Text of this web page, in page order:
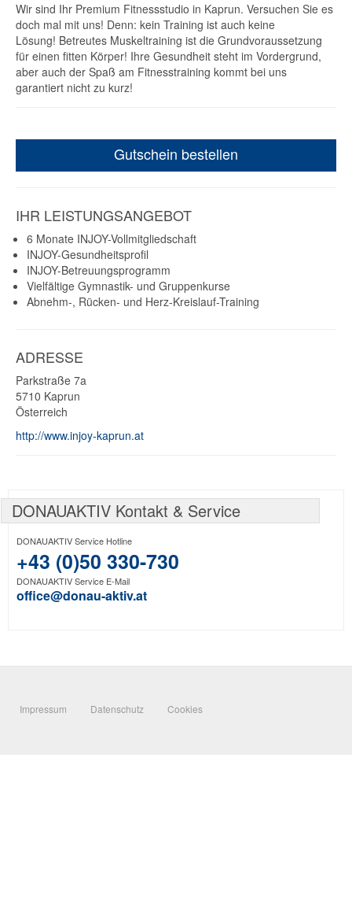
Wir sind Ihr Premium Fitnessstudio in Kaprun. Versuchen Sie es
doch mal mit uns! Denn: kein Training ist auch keine
Lösung! Betreutes Muskeltraining ist die Grundvoraussetzung
für einen fitten Körper! Ihre Gesundheit steht im Vordergrund,
aber auch der Spaß am Fitnesstraining kommt bei uns
garantiert nicht zu kurz!
Gutschein bestellen
IHR LEISTUNGSANGEBOT
6 Monate INJOY-Vollmitgliedschaft
INJOY-Gesundheitsprofil
INJOY-Betreuungsprogramm
Vielfältige Gymnastik- und Gruppenkurse
Abnehm-, Rücken- und Herz-Kreislauf-Training
ADRESSE
Parkstraße 7a
5710 Kaprun
Österreich
http://www.injoy-kaprun.at
DONAUAKTIV Kontakt & Service
DONAUAKTIV Service Hotline
+43 (0)50 330-730
DONAUAKTIV Service E-Mail
office@donau-aktiv.at
Impressum Datenschutz Cookies